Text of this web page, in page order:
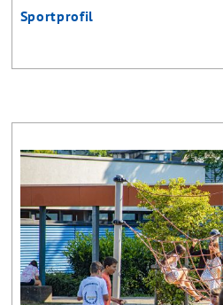
Sportprofil